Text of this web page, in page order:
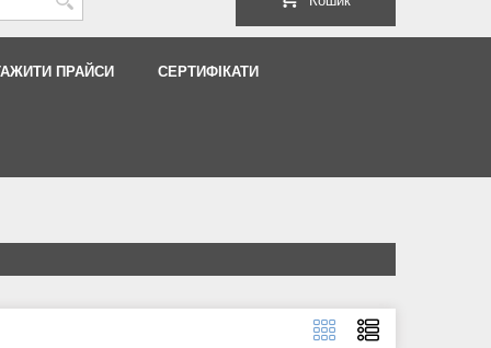
ПРАЙСИ СЕРТИФІКАТИ